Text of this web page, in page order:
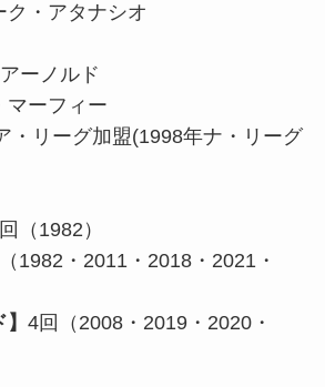
ク・アタナシオ
ーノルド
マーフィー
・リーグ加盟(1998年ナ・リーグ
（1982）
1982・2011・2018・2021・
4回（2008・2019・2020・